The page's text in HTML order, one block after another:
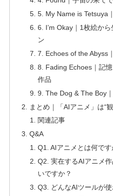
5. My Name is Tetsuya
6. I’m Okay｜1枚絵か
ン
7. Echoes of the Abyss
8. Fading Echoes｜記
作品
9. The Dog & The Boy
まとめ｜「AIアニメ」は“
関連記事
Q&A
Q1. AIアニメとは何です
Q2. 実在するAIアニメ
いですか？
Q3. どんなAIツールが